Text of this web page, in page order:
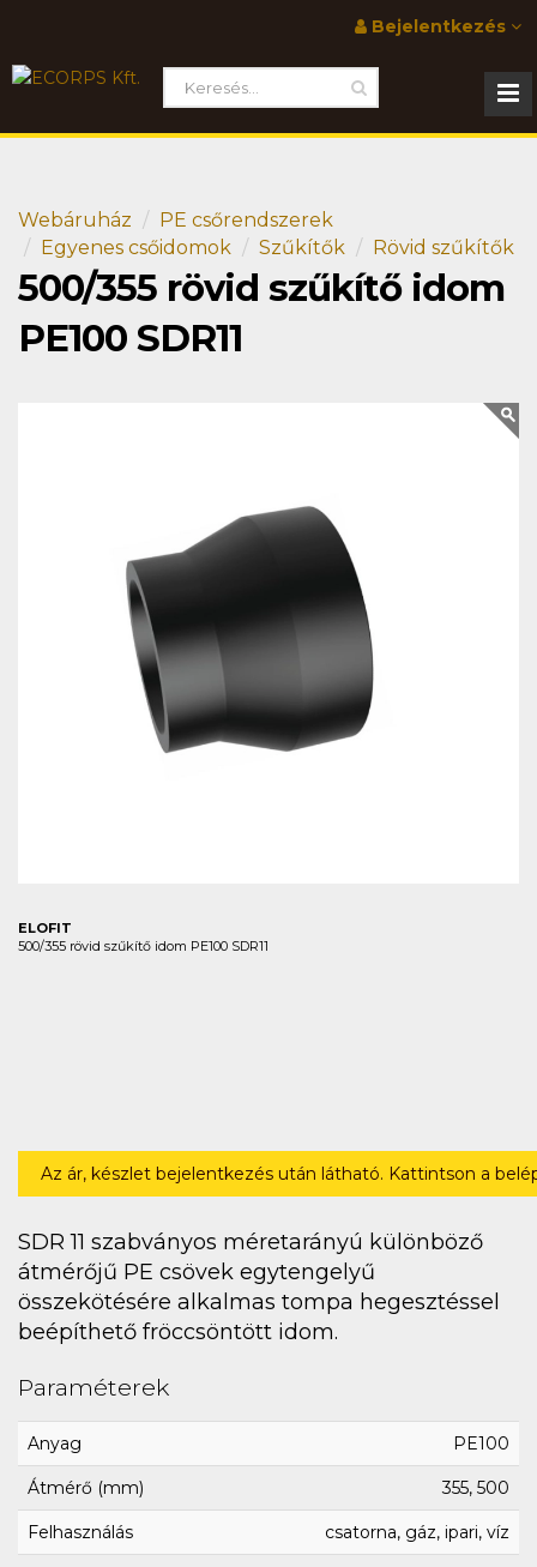
Bejelentkezés
Webáruház
PE csőrendszerek
Egyenes csőidomok
Szűkítők Rövid szűkítők
500/355 rövid szűkítő idom
PE100 SDR11
ELOFIT
500/355 rövid szűkítő idom PE100 SDR11
Az ár, készlet bejelentkezés után látható. Kattintson a
SDR 11 szabványos méretarányú különböző
átmérőjű PE csövek egytengelyű
összekötésére alkalmas tompa hegesztéssel
beépíthető fröccsöntött idom.
Paraméterek
Anyag PE100
Átmérő (mm) 355, 500
Felhasználás csatorna, gáz, ipari, víz